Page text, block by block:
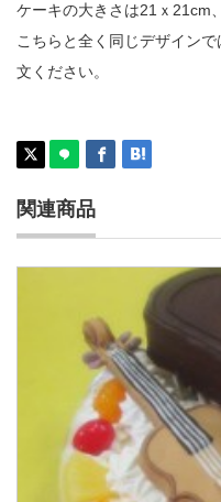
ケーキの大きさは21ｘ21cm
こちらと全く同じデザイン
文ください。
関連商品